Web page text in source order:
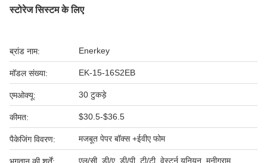
स्टोरेज सिस्टम के लिए
ब्रांड नाम: Enerkey
मॉडल संख्या: EK-15-16S2EB
एमओक्यू: 30 टुकड़े
कीमत: $30.5-$36.5
पैकेजिंग विवरण: मजबूत पेपर बॉक्स +ईवीए फोम
एल/सी, डी/ए, डी/पी, टी/टी, वेस्टर्न यूनियन, मनीग्राम